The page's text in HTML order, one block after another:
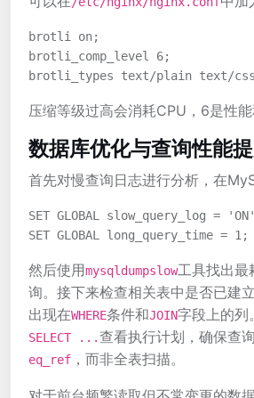
brotli on;
brotli_comp_level 6;
压缩等级过高会消耗CPU，6是性能
数据库优化与查询性能
首先对慢查询日志进行分析，在
SET GLOBAL slow_query_log =
然后使用mysqldumpslow工具找出最
询。接下来检查相关表中是否已建
出现在WHERE条件和JOIN字段上的列
SELECT ...查看执行计划，确保查
eq_ref ，而非全表扫描。